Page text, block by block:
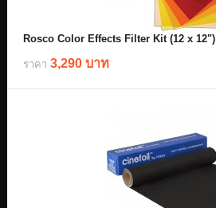
Rosco Color Effects Filter Kit (12 x 12")
ราคา 3,290 บาท